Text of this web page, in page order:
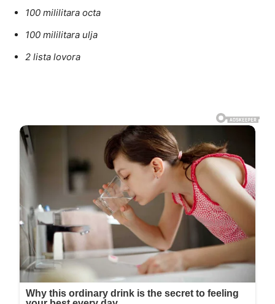
100 mililitara octa
100 mililitara ulja
2 lista lovora